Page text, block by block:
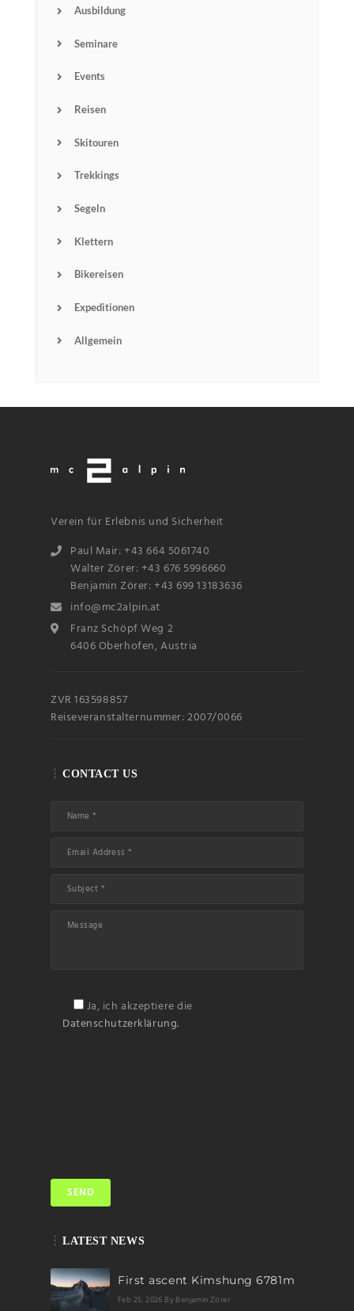
Ausbildung
Seminare
Events
Reisen
Skitouren
Trekkings
Segeln
Klettern
Bikereisen
Expeditionen
Allgemein
Verein für Erlebnis und Sicherheit
Paul Mair: +43 664 5061740
Walter Zörer: +43 676 5996660
Benjamin Zörer: +43 699 13183636
info@mc2alpin.at
Franz Schöpf Weg 2
6406 Oberhofen, Austria
ZVR 163598857
Reiseveranstalternummer: 2007/0066
CONTACT US
Ja, ich akzeptiere die
Datenschutzerklärung.
LATEST NEWS
First ascent Kimshung 6781m
Feb 25, 2026 By Benjamin Zörer
Name
Subscribin
g I
accept the privacy